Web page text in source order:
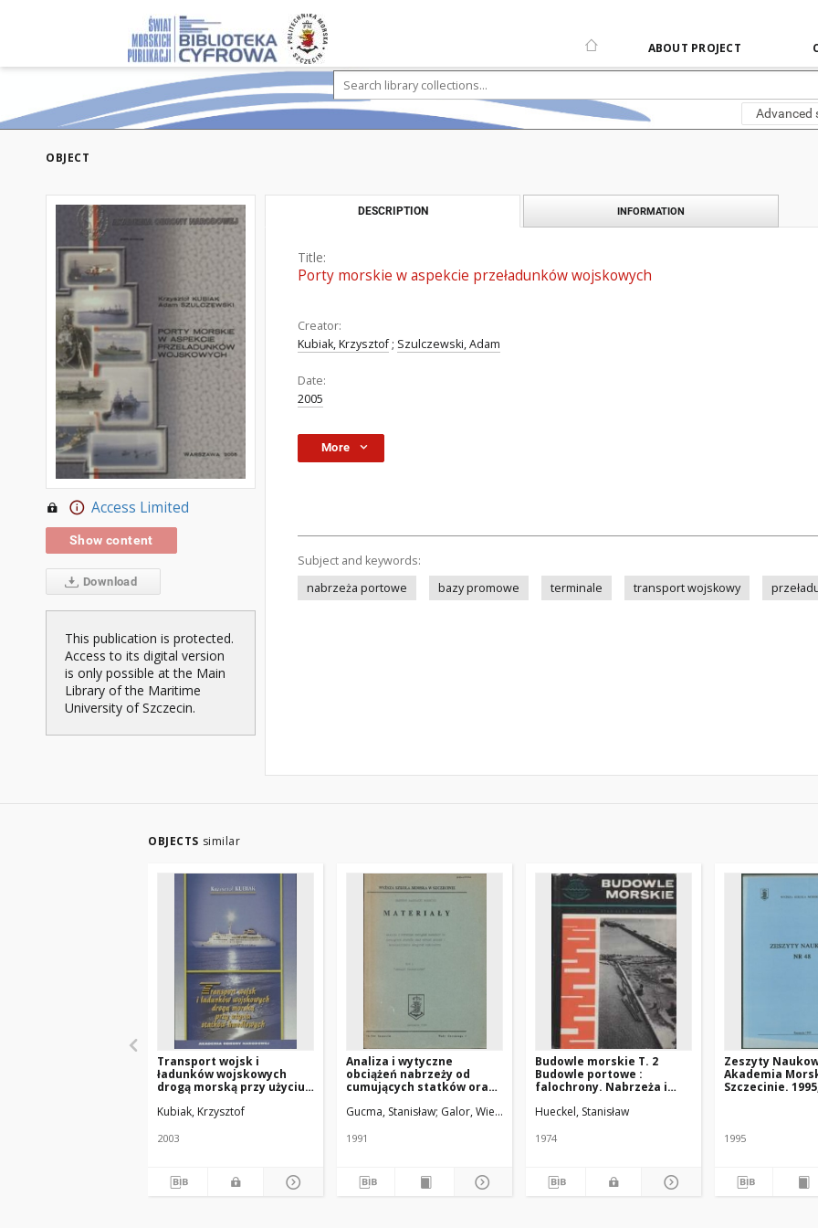
ABOUT PROJECT
Advanced
OBJECT
Access Limited
Show content
Download
This publication is protected.
Access to its digital version
is only possible at the Main
Library of the Maritime
University of Szczecin.
DESCRIPTION INFORMATION
Title:
Porty morskie w aspekcie przeładunków wojskowych
Creator:
Kubiak, Krzysztof; Szulczewski, Adam
Date:
2005
More
Subject and keywords:
nabrzeża portowe
bazy promowe terminale transport wojskowy
OBJECTS similar
Transport wojsk i
ładunków wojskowych
drogą morską przy użyciu
Kubiak, Krzysztof
2003
Analiza i wytyczne
obciążeń nabrzeży od
cumujących statków oraz
rozmieszczenia urządzeń
teoretyczne
Gucma, Stanisław Galor, Wiesław. Kier. tematu Hajduk, Jerzy
1991
Budowle morskie T. 2
Budowle portowe :
falochrony. Nabrzeża i
Hueckel, Stanisław
1974
Zeszyty
Akademia
Szczecinie.
1995